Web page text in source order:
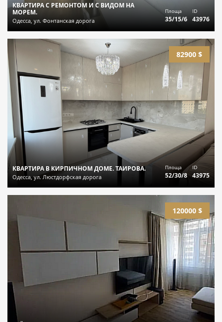
КВАРТИРА С РЕМОНТОМ И С ВИДОМ НА
МОРЕМ.
Одесса, ул. Фонтанская дорога
Площа
35/15/6
ID
43976
82900 $
КВАРТИРА В КИРПИЧНОМ ДОМЕ. ТАИРОВА.
Одесса, ул. Люстдорфская дорога
Площа
52/30/8
ID
43975
120000 $